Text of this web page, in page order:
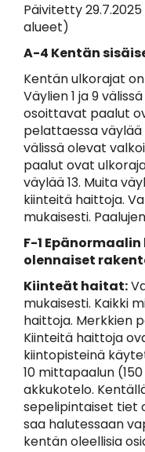
Päivitetty
alueet)
A-4 Kentän
Kentän ulkorajat
Väylien 1 ja 9
osoittavat paalut
pelattaessa väylää
välissä olevat
paalut ovat
väylää 13. Muita
kiinteitä haittoja.
mukaisesti.
F-1
olennaiset
Kiinteät haitat:
mukaisesti. Kaikki
haittoja. Merkkien
Kiinteitä haittoja
kiintopisteinä
10 mittapaalun
akkukotelo.
sepelipintaiset tiet
saa halutessaan
kentän oleellisia